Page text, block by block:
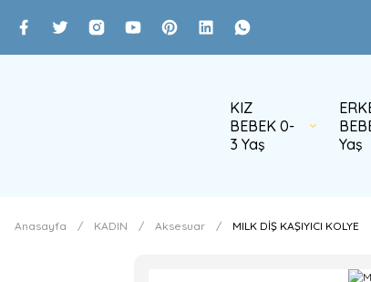
KIZ
BEBEK 0-
3 Yaş
Yaş
Anasayfa KADIN Aksesuar MILK DİŞ KAŞIYICI KOLYE